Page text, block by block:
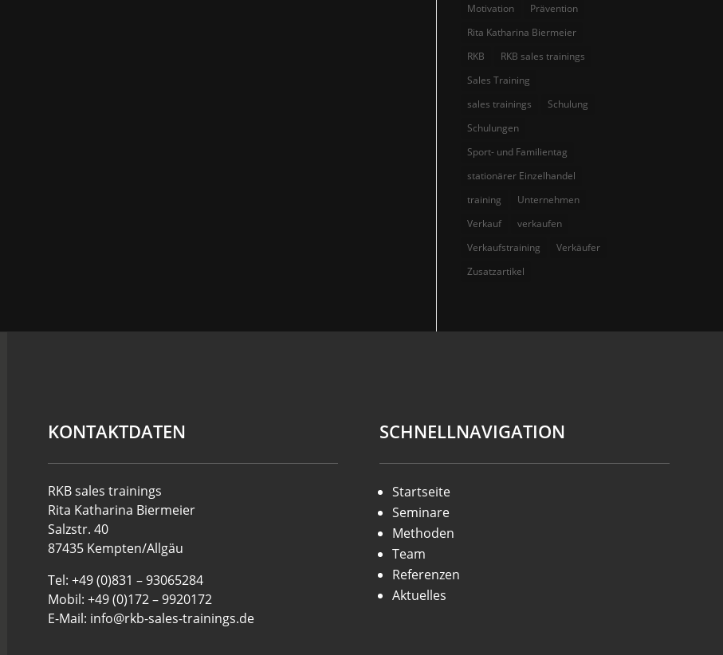
Motivation
Prävention
Rita Katharina Biermeier
RKB
RKB sales trainings
Sales Training
sales trainings
Schulung
Schulungen
Sport- und Familientag
stationärer Einzelhandel
training
Unternehmen
Verkauf
verkaufen
Verkaufstraining
Verkäufer
Zusatzartikel
KONTAKTDATEN
RKB sales trainings
Rita Katharina Biermeier
Salzstr. 40
87435 Kempten/Allgäu
Tel: +49 (0)831 – 93065284
Mobil: +49 (0)172 – 9920172
E-Mail: info@rkb-sales-trainings.de
SCHNELLNAVIGATION
Startseite
Seminare
Methoden
Team
Referenzen
Aktuelles